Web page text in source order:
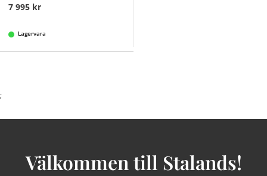
7 995 kr
Lagervara
;
Välkommen till Stalands!